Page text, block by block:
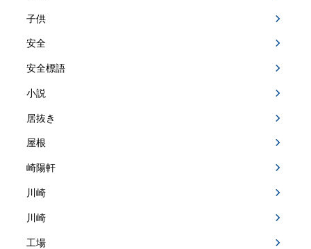
子供
安全
安全標語
小説
居抜き
屋根
崎陽軒
川崎
川崎
工場